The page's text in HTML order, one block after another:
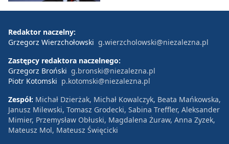
Redaktor naczelny:
Grzegorz Wierzchołowski g.wierzcholowski@niezalezna.pl
Zastępcy redaktora naczelnego:
Grzegorz Broński g.bronski@niezalezna.pl
Piotr Kotomski p.kotomski@niezalezna.pl
Zespół: Michał Dzierżak, Michał Kowalczyk, Beata Mańkowska,
Janusz Milewski, Tomasz Grodecki, Sabina Treffler, Aleksander
Mimier, Przemysław Obłuski, Magdalena Żuraw, Anna Zyzek,
Mateusz Mol, Mateusz Święcicki